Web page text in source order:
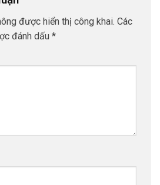
được hiển thị công khai. Các
đánh dấu *